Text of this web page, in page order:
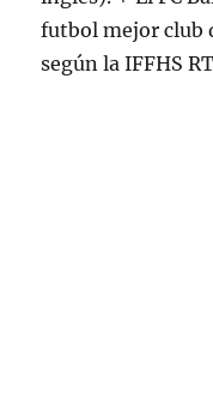
futbol mejor club
según la IFFHS